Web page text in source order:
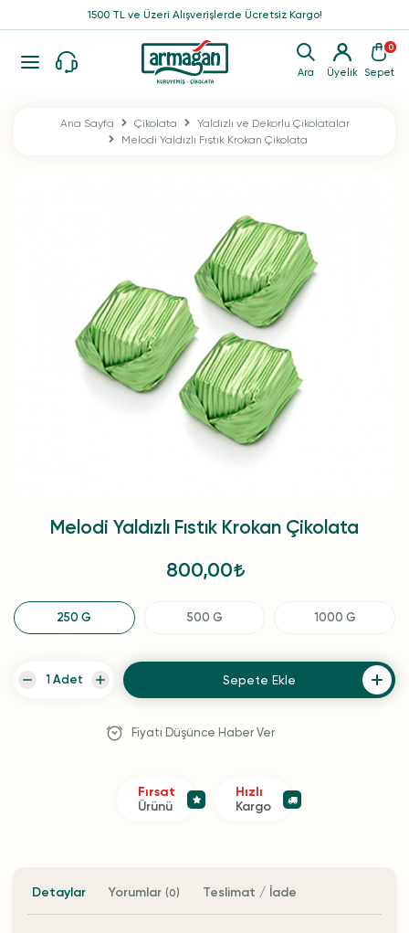
Ara Üyelik
0
Sepet
1500 TL ve Üzeri Alışverişlerde Ücretsiz Kargo!
Ana Sayfa Çikolata
Yaldızlı ve Dekorlu Çikolatalar
Melodi Yaldızlı Fıstık Krokan Çikolata
Melodi Yaldızlı Fıstık Krokan Çikolata
800,00
250 G 500 G 1000 G
Sepete Ekle
Fiyatı Düşünce Haber Ver
Fırsat
Ürünü
Hızlı
Kargo
Detaylar Yorumlar (0) Teslimat / İade